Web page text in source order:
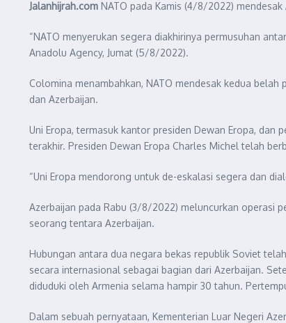
Jalanhijrah.com NATO pada Kamis (4/8/2022)
“NATO menyerukan segera diakhirinya permusuhan
Anadolu Agency, Jumat (5/8/2022).
Colomina menambahkan, NATO mendesak kedua
dan Azerbaijan.
Uni Eropa, termasuk kantor presiden Dewan Eropa, dan
terakhir. Presiden Dewan Eropa Charles Michel telah
“Uni Eropa mendorong untuk de-eskalasi segera dan
Azerbaijan pada Rabu (3/8/2022) meluncurkan operasi
seorang tentara Azerbaijan.
Hubungan antara dua negara bekas republik Soviet
secara internasional sebagai bagian dari Azerbaijan.
diduduki oleh Armenia selama hampir 30 tahun.
Dalam sebuah pernyataan, Kementerian Luar Negeri